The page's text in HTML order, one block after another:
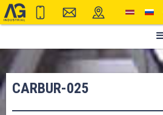
CARBUR-025